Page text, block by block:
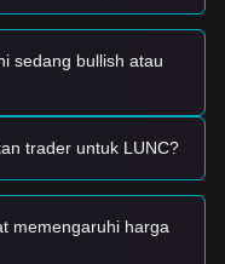
support
tanda pantulan, hal
beli jangka pendek.
di atas
hal tersebut dapat
tanda
trader untuk LUNC?
memengaruhi harga